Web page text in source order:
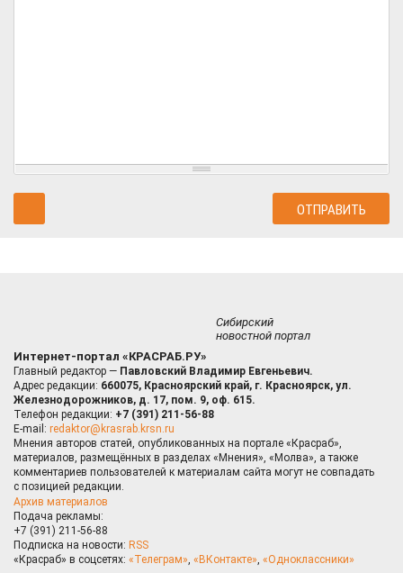
Сибирский
новостной портал
Интернет-портал «КРАСРАБ.РУ»
Главный редактор — Павловский Владимир Евгеньевич.
Адрес редакции: 660075, Красноярский край, г. Красноярск, ул.
Железнодорожников, д. 17, пом. 9, оф. 615.
Телефон редакции: +7 (391) 211-56-88
E-mail: redaktor@krasrab.krsn.ru
Мнения авторов статей, опубликованных на портале «Красраб»,
материалов, размещённых в разделах «Мнения», «Молва», а также
комментариев пользователей к материалам сайта могут не совпадать
с позицией редакции.
Архив материалов
Подача рекламы:
+7 (391) 211-56-88
Подписка на новости: RSS
«Красраб» в соцсетях: «Телеграм», «ВКонтакте», «Одноклассники»